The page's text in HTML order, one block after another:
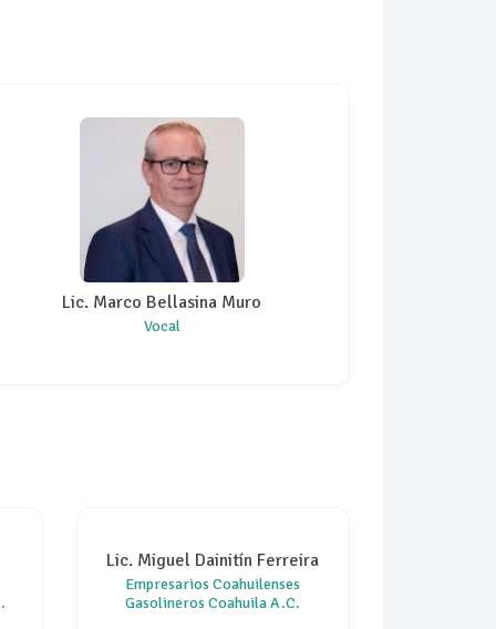
Lic. Marco Bellasina Muro
Vocal
Lic. Miguel Dainitín Ferreira
Empresarios Coahuilenses
Gasolineros Coahuila A.C.